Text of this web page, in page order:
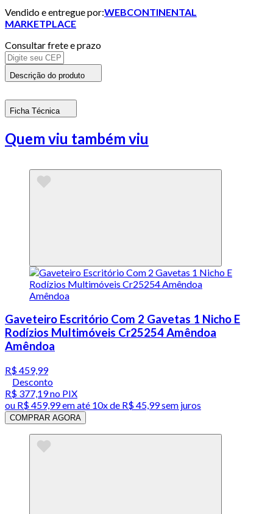
Vendido e entregue por:WEBCONTINENTAL
MARKETPLACE
Consultar frete e prazo
Descrição do produto
Ficha Técnica
Quem viu também viu
Gaveteiro Escritório Com 2 Gavetas 1 Nicho E
Rodízios Multimóveis Cr25254 Amêndoa
Amêndoa
R$ 459,99
Desconto
R$ 377,19no PIX
ou R$ 459,99em até 10x de R$ 45,99 sem juros
COMPRAR AGORA